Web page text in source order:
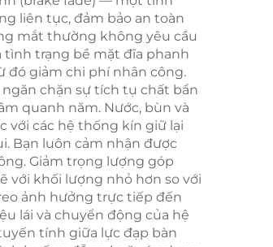
liên tục, đảm bảo an toàn
mắt thường không yêu cầu
tình trạng bề mặt đĩa phanh
đó giảm chi phí nhân công.
chặn sự tích tụ chất bẩn
quanh năm. Nước, bùn và
với các hệ thống kín giữ lại
Bạn luôn cảm nhận được
Giảm trọng lượng góp
với khối lượng nhỏ hơn so với
ảnh hưởng trực tiếp đến
lái và chuyển động của hệ
tính giữa lực đạp bàn